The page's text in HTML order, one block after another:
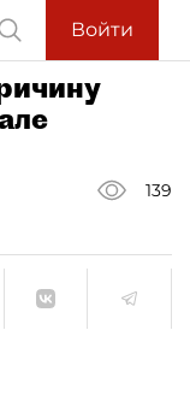
Войти
139